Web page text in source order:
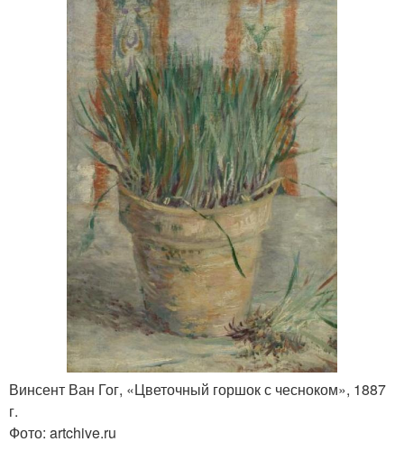
Винсент Ван Гог, «Цветочный горшок с чесноком», 1887
г.
Фото: artchive.ru